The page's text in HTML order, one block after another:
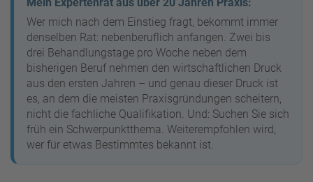
Wer mich nach dem Einstieg fragt, bekommt immer
denselben Rat: nebenberuflich anfangen. Zwei bis
drei Behandlungstage pro Woche neben dem
bisherigen Beruf nehmen den wirtschaftlichen Druck
aus den ersten Jahren – und genau dieser Druck ist
es, an dem die meisten Praxisgründungen scheitern,
nicht die fachliche Qualifikation. Und: Suchen Sie sich
früh ein Schwerpunktthema. Weiterempfohlen wird,
wer für etwas Bestimmtes bekannt ist.